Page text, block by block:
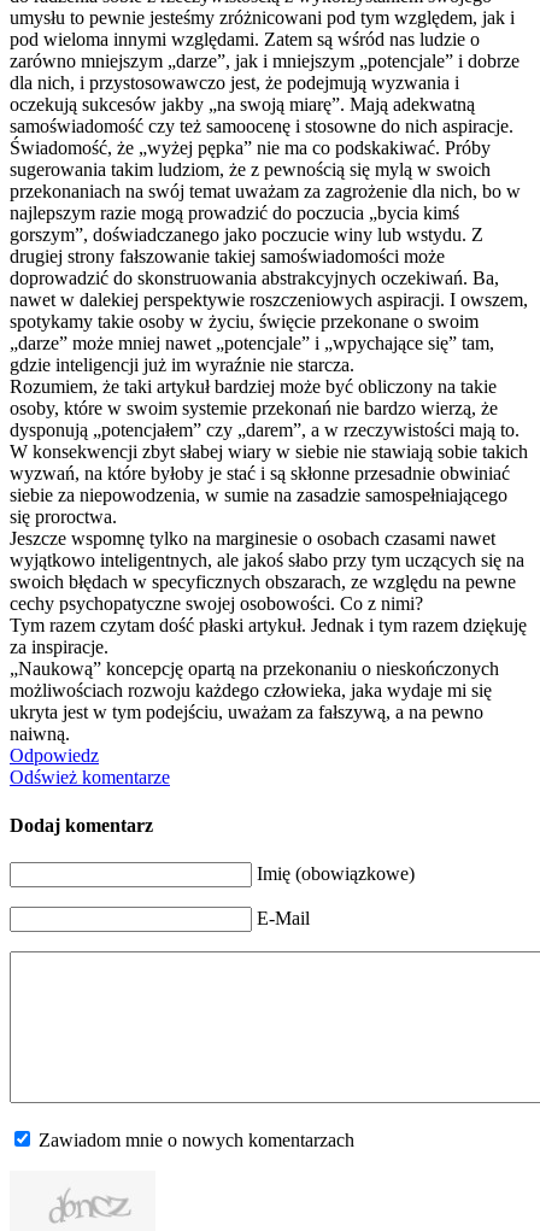
umysłu to pewnie jesteśmy zróżnicowani pod tym względem, jak i
pod wieloma innymi względami. Zatem są wśród nas ludzie o
zarówno mniejszym „darze”, jak i mniejszym „potencjale” i dobrze
dla nich, i przystosowawczo jest, że podejmują wyzwania i
oczekują sukcesów jakby „na swoją miarę”. Mają adekwatną
samoświadomość czy też samoocenę i stosowne do nich aspiracje.
Świadomość, że „wyżej pępka” nie ma co podskakiwać. Próby
sugerowania takim ludziom, że z pewnością się mylą w swoich
przekonaniach na swój temat uważam za zagrożenie dla nich, bo w
najlepszym razie mogą prowadzić do poczucia „bycia kimś
gorszym”, doświadczanego jako poczucie winy lub wstydu. Z
drugiej strony fałszowanie takiej samoświadomości może
doprowadzić do skonstruowania abstrakcyjnych oczekiwań. Ba,
nawet w dalekiej perspektywie roszczeniowych aspiracji. I owszem,
spotykamy takie osoby w życiu, święcie przekonane o swoim
„darze” może mniej nawet „potencjale” i „wpychające się” tam,
gdzie inteligencji już im wyraźnie nie starcza.
Rozumiem, że taki artykuł bardziej może być obliczony na takie
osoby, które w swoim systemie przekonań nie bardzo wierzą, że
dysponują „potencjałem” czy „darem”, a w rzeczywistości mają to.
W konsekwencji zbyt słabej wiary w siebie nie stawiają sobie takich
wyzwań, na które byłoby je stać i są skłonne przesadnie obwiniać
siebie za niepowodzenia, w sumie na zasadzie samospełniającego
się proroctwa.
Jeszcze wspomnę tylko na marginesie o osobach czasami nawet
wyjątkowo inteligentnych, ale jakoś słabo przy tym uczących się na
swoich błędach w specyficznych obszarach, ze względu na pewne
cechy psychopatyczne swojej osobowości. Co z nimi?
Tym razem czytam dość płaski artykuł. Jednak i tym razem dziękuję
za inspiracje.
„Naukową” koncepcję opartą na przekonaniu o nieskończonych
możliwościach rozwoju każdego człowieka, jaka wydaje mi się
ukryta jest w tym podejściu, uważam za fałszywą, a na pewno
naiwną.
Odpowiedz
Odśwież komentarze
Dodaj komentarz
Imię (obowiązkowe)
E-Mail
Zawiadom mnie o nowych komentarzach